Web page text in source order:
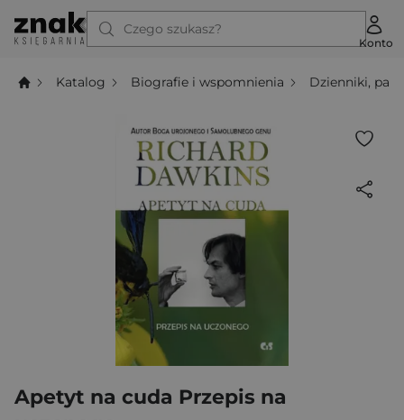
Czego szukasz?
Konto
Katalog Biografie i wspomnienia Dzienniki,
Apetyt na cuda Przepis na